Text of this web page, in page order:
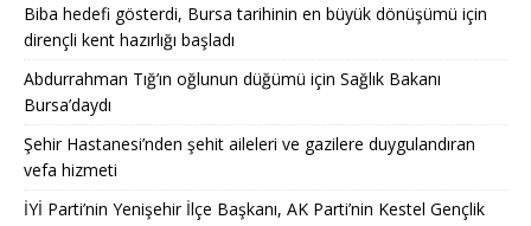
Biba hedefi gösterdi, Bursa tarihinin en büyük dönüşümü için
dirençli kent hazırlığı başladı
Abdurrahman Tığ’ın oğlunun düğümü için Sağlık Bakanı
Bursa’daydı
Şehir Hastanesi’nden şehit aileleri ve gazilere duygulandıran
vefa hizmeti
İYİ Parti’nin Yenişehir İlçe Başkanı, AK Parti’nin Kestel Gençlik